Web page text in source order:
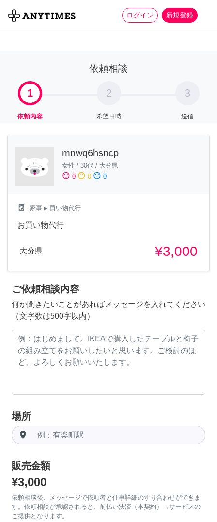
ログイン 新規登録
全て 家事 more_horiz
依頼相談
1
依頼内容
2
希望日時
3
送信
mnwq6hsncp
女性 / 30代 / 大分県
sentiment_satisfied 0 sentiment_neutral 0 sentiment_dissatisfied 0
local_laundry_service 家事 ▸ 買い物代行
お買い物代行
大分県 ¥3,000
ご依頼相談内容
何か聞きたいことがあればメッセージを入れてください
（文字数は500字以内）
場所
room
販売金額
¥3,000
依頼相談後、メッセージで依頼者と仕事詳細のすり合わせができま
す。依頼相談が承認されると、前払い決済（本契約）→サービスの
ご提供となります。